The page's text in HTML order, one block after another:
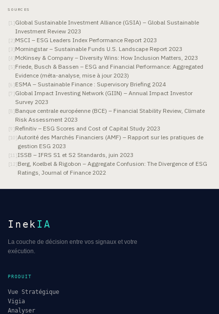
SOURCES
[1 ]Global Sustainable Investment Alliance (GSIA) – Global Sustainable
Investment Review 2023
[2]MSCI – ESG Leaders Index Performance Report 2023
[ 3]Morningstar – Sustainable Funds U.S. Landscape Report 2023
[4 ]McKinsey & Company – Diversity Wins: How Inclusion Matters, 2023
[5]Friede, Busch & Bassen – ESG and Financial Performance: Aggregated
Evidence (méta-analyse, mise à jour 2023)
[6 ]ESMA – Sustainable Finance : Supervisory Briefing 2024
[7 ]Global Impact Investing Network (GIIN) – Annual Impact Investor
Survey 2023
[8]Banque centrale européenne (BCE) – Financial Stability Review, Climate
Risk Assessment 2023
[9 ]Refinitiv – ESG Scores and Cost of Capital Study 2023
[10]Autorité des Marchés Financiers (AMF) – Rapport sur les pratiques de
gestion ESG 2023
[11 ]ISSB – IFRS S1 et S2 Standards, juin 2023
[12]Berg, Koelbel & Rigobon – Aggregate Confusion: The Divergence of ESG
Ratings, Journal of Finance 2022
Inek IA
La couche de décision entre vos signaux et votre
exécution.
PRODUIT
Vue Stratégique
Vigia
Analyser